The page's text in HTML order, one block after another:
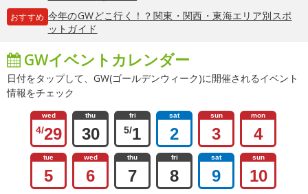
おすすめ 今年のGWどこ行く！？関東・関西・東海エリア別スポ
ットガイド
GWイベントカレンダー
日付をタップして、GW(ゴールデンウィーク)に開催されるイベント
情報をチェック
wed
4/29
thu
30
fri
5/1
sat
2
sun
3
mon
4
tue
5
wed
6
thu
7
fri
8
sat
9
sun
10